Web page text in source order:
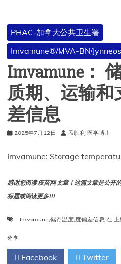
PHAC-加拿大公共卫生署
Imvamune®/MVA-BN/
Imvamune：
质期、运输和
差信息
2025年7月12日 孟胜利 医学博士
Imvamune: Storage
感谢您阅读 疫苗网 文章！这篇文章是公开
标题或阅读更多!!!
Imvamune,储存温度,度偏差信息 在
温
上
分享
Facebook Twitter